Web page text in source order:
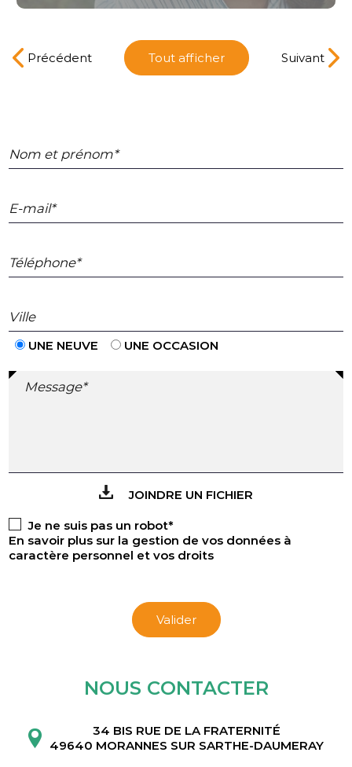
Précédent Tout afficher Suivant
Nom et prénom*
E-mail*
Téléphone*
Ville
UNE NEUVE UNE OCCASION
Message*
JOINDRE UN FICHIER
Je ne suis pas un robot*
En savoir plus sur la gestion de vos données à
caractère personnel et vos droits
Valider
NOUS CONTACTER
34 BIS RUE DE LA FRATERNITÉ
49640 MORANNES SUR SARTHE-DAUMERAY